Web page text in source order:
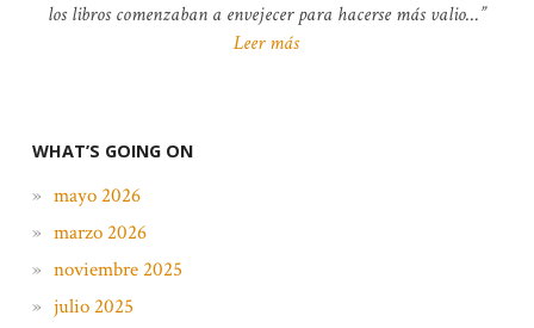
los libros comenzaban a envejecer para hacerse más valio…
Leer más
WHAT’S GOING ON
mayo 2026
marzo 2026
noviembre 2025
julio 2025